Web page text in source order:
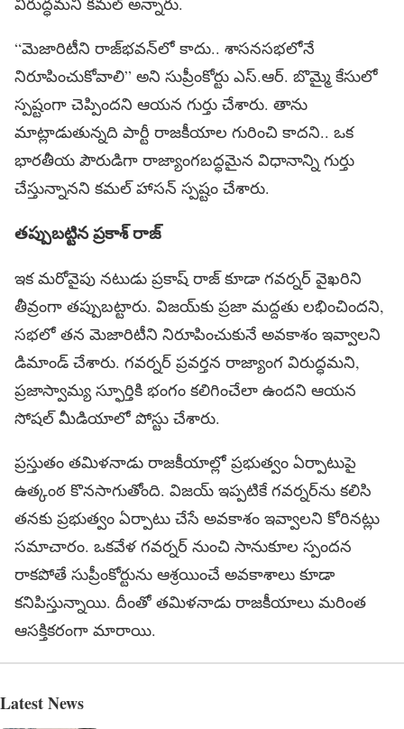
“మెజారిటీని రాజ్‌భవన్‌లో కాదు.. శాసనసభలోనే
నిరూపించుకోవాలి” అని సుప్రీంకోర్టు ఎస్.ఆర్. బొమ్మై కేసులో
స్పష్టంగా చెప్పిందని ఆయన గుర్తు చేశారు. తాను
మాట్లాడుతున్నది పార్టీ రాజకీయాల గురించి కాదని.. ఒక
భారతీయ పౌరుడిగా రాజ్యాంగబద్ధమైన విధానాన్ని గుర్తు
చేస్తున్నానని కమల్ హాసన్ స్పష్టం చేశారు.
త‌ప్పుబ‌ట్టిన ప్ర‌కాశ్ రాజ్
ఇక మరోవైపు నటుడు ప్రకాష్ రాజ్ కూడా గవర్నర్ వైఖరిని
తీవ్రంగా తప్పుబట్టారు. విజయ్‌కు ప్రజా మద్దతు లభించిందని,
సభలో తన మెజారిటీని నిరూపించుకునే అవకాశం ఇవ్వాలని
డిమాండ్ చేశారు. గవర్నర్ ప్రవర్తన రాజ్యాంగ విరుద్ధమని,
ప్రజాస్వామ్య స్ఫూర్తికి భంగం కలిగించేలా ఉందని ఆయన
సోషల్ మీడియాలో పోస్టు చేశారు.
ప్రస్తుతం తమిళనాడు రాజకీయాల్లో ప్రభుత్వం ఏర్పాటుపై
ఉత్కంఠ కొనసాగుతోంది. విజయ్ ఇప్పటికే గవర్నర్‌ను కలిసి
తనకు ప్రభుత్వం ఏర్పాటు చేసే అవకాశం ఇవ్వాలని కోరినట్లు
సమాచారం. ఒకవేళ గవర్నర్ నుంచి సానుకూల స్పందన
రాకపోతే సుప్రీంకోర్టును ఆశ్రయించే అవకాశాలు కూడా
కనిపిస్తున్నాయి. దీంతో తమిళనాడు రాజకీయాలు మరింత
ఆసక్తికరంగా మారాయి.
Latest News